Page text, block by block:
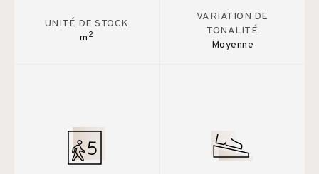
UNITÉ DE STOCK
m 2
VARIATION DE
TONALITÉ
Moyenne